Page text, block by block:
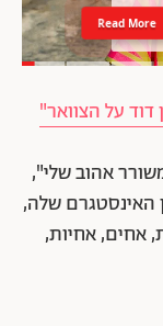
Read More
דוד על הצוואר"
אהוב שלי",
האינסטגרם שלה,
אחים, אחיות,